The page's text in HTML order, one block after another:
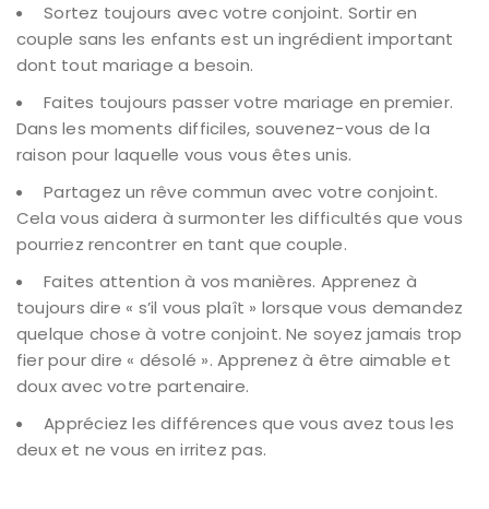
Sortez toujours avec votre conjoint. Sortir en
couple sans les enfants est un ingrédient important
dont tout mariage a besoin.
Faites toujours passer votre mariage en premier.
Dans les moments difficiles, souvenez-vous de la
raison pour laquelle vous vous êtes unis.
Partagez un rêve commun avec votre conjoint.
Cela vous aidera à surmonter les difficultés que vous
pourriez rencontrer en tant que couple.
Faites attention à vos manières. Apprenez à
toujours dire « s’il vous plaît » lorsque vous demandez
quelque chose à votre conjoint. Ne soyez jamais trop
fier pour dire « désolé ». Apprenez à être aimable et
doux avec votre partenaire.
Appréciez les différences que vous avez tous les
deux et ne vous en irritez pas.